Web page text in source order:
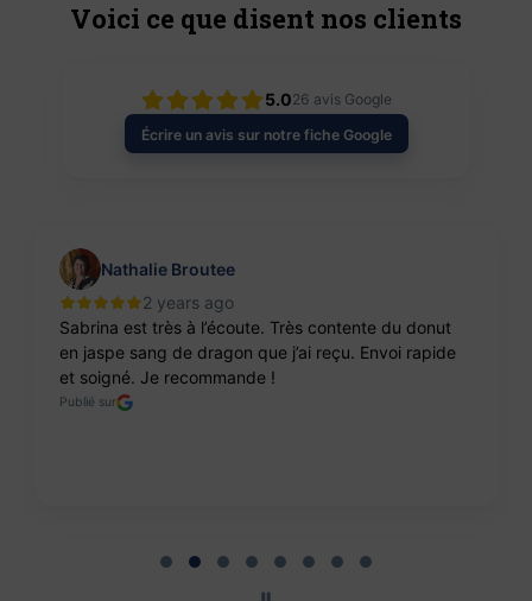
Voici ce que disent nos clients
5.026 avis Google
Écrire un avis sur notre fiche Google
Nathalie Broutee
2 years ago
Sabrina est très à l’écoute. Très contente du donut
en jaspe sang de dragon que j’ai reçu. Envoi rapide
et soigné. Je recommande !
Publié sur